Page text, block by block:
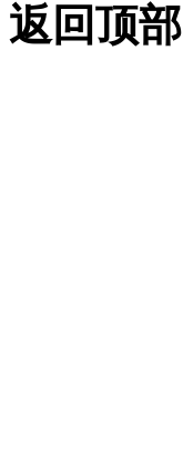
返回顶部